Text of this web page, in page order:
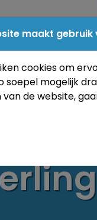
Home Onze
maakt gebruik
cookies om
soepel mogelijk
van de website,